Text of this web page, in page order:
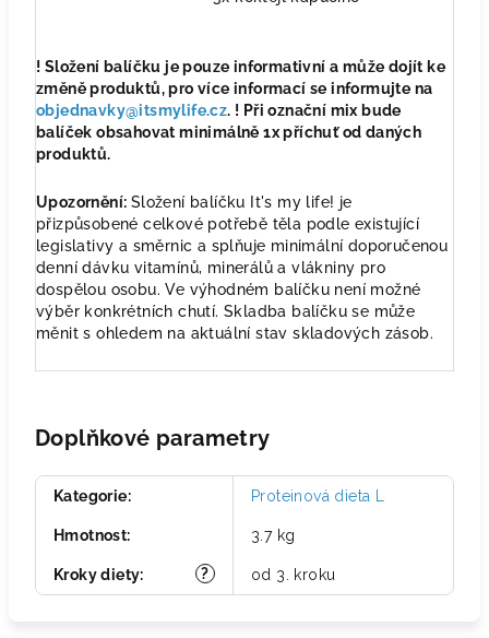
! Složení balíčku je pouze informativní a může dojít ke
změně produktů, pro více informací se informujte na
objednavky@itsmylife.cz. ! Při označní mix bude
balíček obsahovat minimálně 1x příchuť od daných
produktů.
Upozornění: Složení balíčku It's my life! je
přizpůsobené celkové potřebě těla podle existující
legislativy a směrnic a splňuje minimální doporučenou
denní dávku vitamínů, minerálů a vlákniny pro
dospělou osobu. Ve výhodném balíčku není možné
výběr konkrétních chutí. Skladba balíčku se může
měnit s ohledem na aktuální stav skladových zásob.
Doplňkové parametry
Kategorie: Proteinová dieta L
Hmotnost: 3.7 kg
?
Kroky diety: od 3. kroku